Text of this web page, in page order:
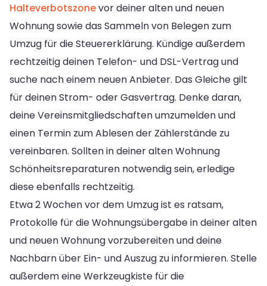
Halteverbotszonevor deiner alten und neuen
Wohnung sowie das Sammeln von Belegen zum
Umzug für die Steuererklärung. Kündige außerdem
rechtzeitig deinen Telefon- und DSL-Vertrag und
suche nach einem neuen Anbieter. Das Gleiche gilt
für deinen Strom- oder Gasvertrag. Denke daran,
deine Vereinsmitgliedschaften umzumelden und
einen Termin zum Ablesen der Zählerstände zu
vereinbaren. Sollten in deiner alten Wohnung
Schönheitsreparaturen notwendig sein, erledige
diese ebenfalls rechtzeitig.
Etwa 2 Wochen vor dem Umzug ist es ratsam,
Protokolle für die Wohnungsübergabe in deiner alten
und neuen Wohnung vorzubereiten und deine
Nachbarn über Ein- und Auszug zu informieren. Stelle
außerdem eine Werkzeugkiste für die